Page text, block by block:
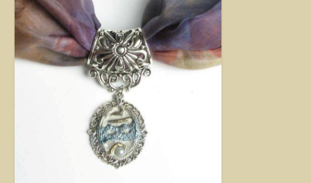
féldrágakő ékszer olyan különleges és értékes ajándék lehet, amely “nem
köszön vissza az utcán”. Szerette egyéniségéhez, stílusához és az általa
kedvelt színekhez illő egyedi vagy kis szériás Harmónia ékszer garantáltan
örömöt szerez.
Drót ékszer
Nincs két egyforma dróthajlításos ékszer, mint ahogy nincs két egyforma
egyéniség sem. A kőbefoglalással készült ékszernél nem csak a kő színe és
formája egyedi, hanem a mód, ahogy az adott követ befoglalom. (Mindig
alkotás közben derül ki, hogy mit kíván a kő, és hogyan lehet biztossá tenni
a foglalatot.) Még akkor sem tudom garantálni, hogy az adott modellből
készült darabok egyformák lesznek, ha a kövek ugyanolyan formára